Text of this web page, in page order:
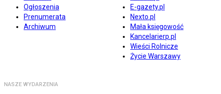
Ogłoszenia
Prenumerata
Archiwum
E-gazety.pl
Nexto.pl
Mała księgowość
Kancelarierp.pl
Wieści Rolnicze
Życie Warszawy
NASZE WYDARZENIA